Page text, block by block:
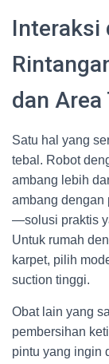
Interaksi
dan Area
Satu hal yang
tebal. Robot
ambang lebih
ambang dengan
—solusi praktis
Untuk rumah
karpet, pilih
suction tinggi.
Obat lain yang
pembersihan
pintu yang ingin